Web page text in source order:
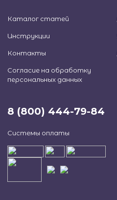
Каталог статей
Инструкции
Контакты
Согласие на обработку
персональных данных
8 (800) 444-79-84
Системы оплаты